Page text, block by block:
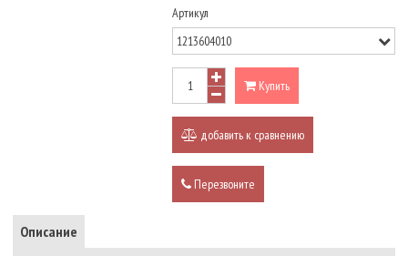
Артикул
Купить
добавить к сравнению
Перезвоните
Описание